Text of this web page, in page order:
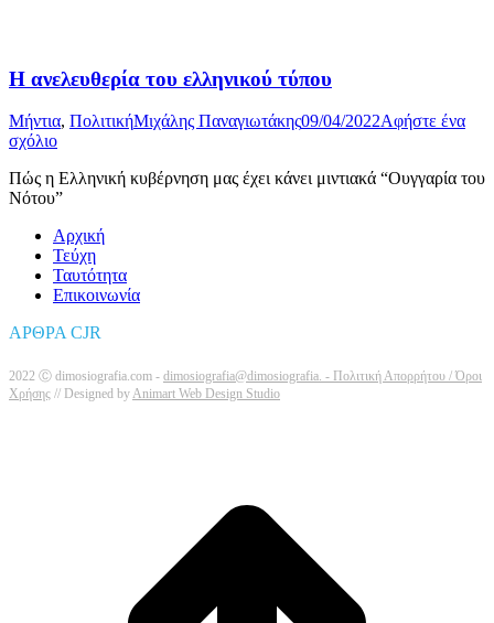
Η ανελευθερία του ελληνικού τύπου
Μήντια, ΠολιτικήΜιχάλης Παναγιωτάκης09/04/2022Αφήστε ένα
σχόλιο
Πώς η Ελληνική κυβέρνηση μας έχει κάνει μιντιακά “Ουγγαρία του
Νότου”
Αρχική
Τεύχη
Ταυτότητα
Επικοινωνία
ΑΡΘΡΑ CJR
2022 Ⓒ dimosiografia.com - dimosiografia@dimosiografia. - Πολιτική Απορρήτου / Όροι
Χρήσης // Designed byAnimart Web Design Studio